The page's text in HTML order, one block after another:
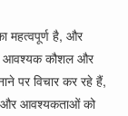
महत्वपूर्ण है, और
आवश्यक कौशल और
पर विचार कर रहे हैं,
और आवश्यकताओं को